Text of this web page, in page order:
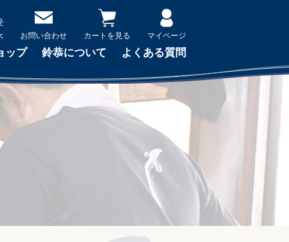
お問い合わせ カートを見る マイページ
ップ 鈴恭について よくある質問